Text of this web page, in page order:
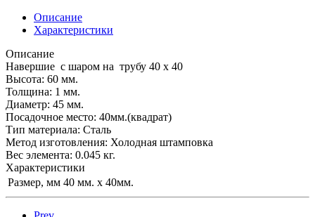
Описание
Характеристики
Описание
Навершие с шаром на трубу 40 х 40
Высота: 60 мм.
Толщина: 1 мм.
Диаметр: 45 мм.
Посадочное место: 40мм.(квадрат)
Тип материала: Сталь
Метод изготовления: Холодная штамповка
Вес элемента: 0.045 кг.
Характеристики
Размер, мм 40 мм. х 40мм.